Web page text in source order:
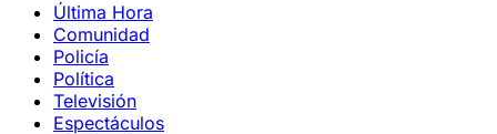
Última Hora
Comunidad
Policía
Política
Televisión
Espectáculos